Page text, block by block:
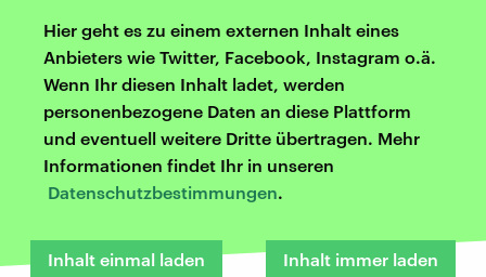
Hier geht es zu einem externen Inhalt eines
Anbieters wie Twitter, Facebook, Instagram o.ä.
Wenn Ihr diesen Inhalt ladet, werden
personenbezogene Daten an diese Plattform
und eventuell weitere Dritte übertragen. Mehr
Informationen findet Ihr in unseren
Datenschutzbestimmungen.
Inhalt einmal laden Inhalt immer laden